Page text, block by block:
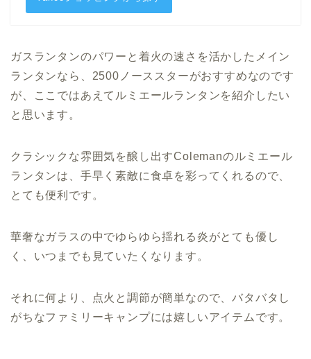
ガスランタンのパワーと着火の速さを活かしたメイン
ランタンなら、2500ノーススターがおすすめなのです
が、ここではあえてルミエールランタンを紹介したい
と思います。
クラシックな雰囲気を醸し出すColemanのルミエール
ランタンは、手早く素敵に食卓を彩ってくれるので、
とても便利です。
華奢なガラスの中でゆらゆら揺れる炎がとても優し
く、いつまでも見ていたくなります。
それに何より、点火と調節が簡単なので、バタバタし
がちなファミリーキャンプには嬉しいアイテムです。